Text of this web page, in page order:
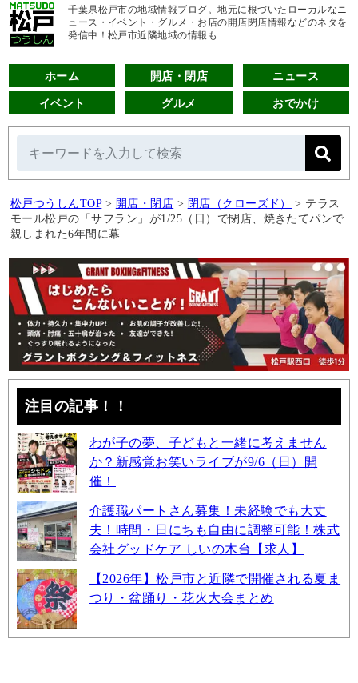
千葉県松戸市の地域情報ブログ。地元に根づいたローカルなニ
ュース・イベント・グルメ・お店の開店閉店情報などのネタを
発信中！松戸市近隣地域の情報も
ホーム 開店・閉店 ニュース
イベント グルメ おでかけ
松戸つうしんTOP > 開店・閉店 > 閉店（クローズド） > テラス
モール松戸の「サフラン」が1/25（日）で閉店、焼きたてパンで
親しまれた6年間に幕
注目の記事！！
わが子の夢、子どもと一緒に考えません
か？新感覚お笑いライブが9/6（日）開
催！
介護職パートさん募集！未経験でも大丈
夫！時間・日にちも自由に調整可能！株式
会社グッドケア しいの木台【求人】
【2026年】松戸市と近隣で開催される夏ま
つり・盆踊り・花火大会まとめ